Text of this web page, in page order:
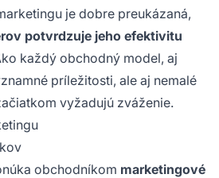
je dobre preukázaná,
potvrdzuje jeho efektivitu
každý obchodný model, aj
príležitosti, ale aj nemalé
vyžadujú zváženie.
obchodníkom marketingové